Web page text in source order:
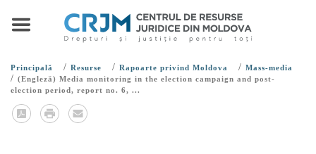
Principală / Resurse / Rapoarte privind Moldova / Mass-media
/ (Engleză) Media monitoring in the election campaign and post-
election period, report no. 6, ...